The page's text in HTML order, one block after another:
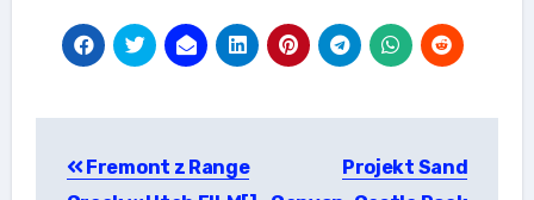
wpisu
Fremont z Range
Projekt Sand